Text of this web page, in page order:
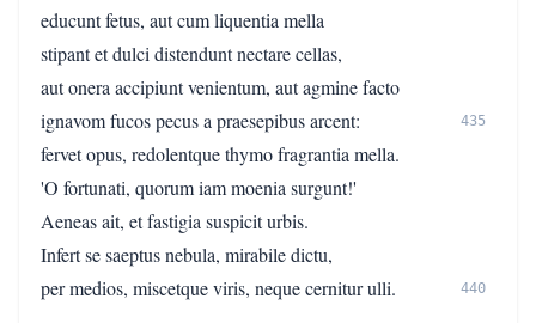
educunt fetus, aut cum liquentia mella
stipant et dulci distendunt nectare cellas,
aut onera accipiunt venientum, aut agmine facto
ignavom fucos pecus a praesepibus arcent:
435
fervet opus, redolentque thymo fragrantia mella.
'O fortunati, quorum iam moenia surgunt!'
Aeneas ait, et fastigia suspicit urbis.
Infert se saeptus nebula, mirabile dictu,
per medios, miscetque viris, neque cernitur ulli.
440